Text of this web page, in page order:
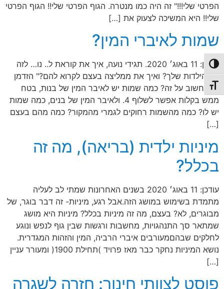
הפעל/כבה ניגודיות גבוהה
מתג גודל גופן
הפרטי שלי!!!" זה היה כמו מנטרה. הגוף הפרטי שלי!! הגוף הפרטי
שלי!! היא המשיכה לצעוק את […]
שמות לאיברי המין?
עודכן: 11 באוג׳ 2020. תגידי נועה, איך את קוראת ל.. נו… לזה
של הילדות שלך? ואיך את ממליצה בעצם לקרוא להם?" הזדמן
לך לחשוב על זה? כמה שמות יש לאיבר המין של בנות, בטח
ממש בקלות אפשר לשלוף 4. ולאיבר המין של בנים, כמה שמות
יש לו? כמה מהשמות רחוקים לגמרי מהמקור? כמה מהם בעצם
[…]
מיניות ילדית (בריאה), מה זה
בכלל?
עודכן: 11 באוג׳ 2020 בשנים האחרונות שמתי לב לעליה
מתמדת בשימוש במושג הזה.אבל רגע, מיניות- זה דבר בוגר, של
מבוגרים, לא? בעצם, מה זה מיניות בכלל? מיניות היא מושג
שמתאר סך התנהגויות, מחשבות ורגשות שבין גוף לנפש ונוגע
לחלקים שבהםמעורבים איברי הרביה, המין והזהות המגדרית.
נושא המיניות נחקר כבר מאז פרויד )תחילת 1900( ומעורר עניין
[…]
פוסט לצוותי חינוך: חזרה לשגרה